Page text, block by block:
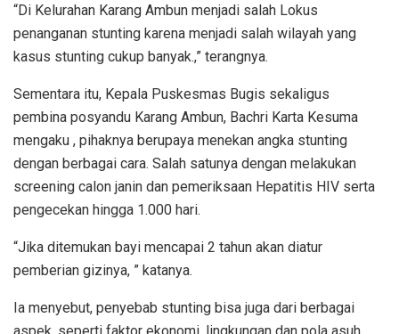
“Di Kelurahan Karang Ambun menjadi salah Lokus
penanganan stunting karena menjadi salah wilayah yang
kasus stunting cukup banyak.,” terangnya.
Sementara itu, Kepala Puskesmas Bugis sekaligus
pembina posyandu Karang Ambun, Bachri Karta Kesuma
mengaku , pihaknya berupaya menekan angka stunting
dengan berbagai cara. Salah satunya dengan melakukan
screening calon janin dan pemeriksaan Hepatitis HIV serta
pengecekan hingga 1.000 hari.
“Jika ditemukan bayi mencapai 2 tahun akan diatur
pemberian gizinya, ” katanya.
Ia menyebut, penyebab stunting bisa juga dari berbagai